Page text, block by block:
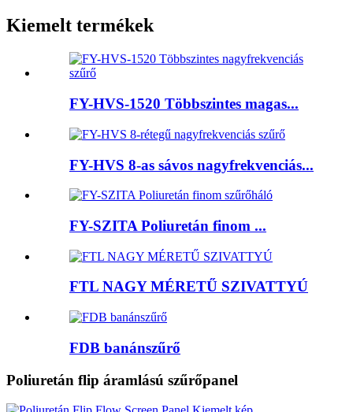
Kiemelt termékek
FY-HVS-1520 Többszintes magas...
FY-HVS 8-as sávos nagyfrekvenciás...
FY-SZITA Poliuretán finom ...
FTL NAGY MÉRETŰ SZIVATTYÚ
FDB banánszűrő
Poliuretán flip áramlású szűrőpanel